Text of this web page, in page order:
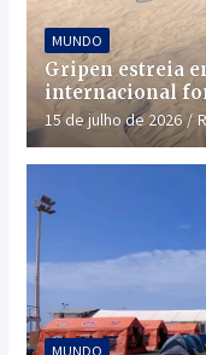
MUNDO
Gripen estreia
internacional
15 de julho de 2026
MUNDO